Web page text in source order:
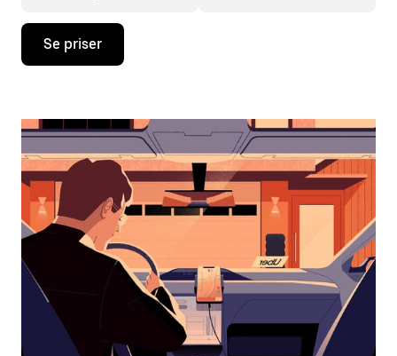
Trykk
piltast
åpne
og
velge
dato.
Trykk
på
Esc-
knappen
kalenderen.
Se priser